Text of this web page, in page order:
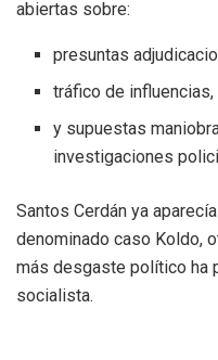
abiertas sobre:
presuntas
tráfico de influencias,
y supuestas
investigaciones
Santos Cerdán ya
denominado caso Koldo,
más desgaste político ha
socialista.